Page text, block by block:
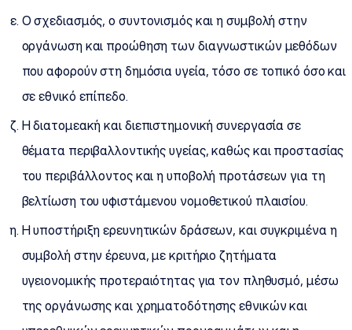
Ο σχεδιασμός, ο συντονισμός και η συμβολή στην
οργάνωση και προώθηση των διαγνωστικών μεθόδων
που αφορούν στη δημόσια υγεία, τόσο σε τοπικό όσο και
σε εθνικό επίπεδο.
Η διατομεακή και διεπιστημονική συνεργασία σε
θέματα περιβαλλοντικής υγείας, καθώς και προστασίας
του περιβάλλοντος και η υποβολή προτάσεων για τη
βελτίωση του υφιστάμενου νομοθετικού πλαισίου.
Η υποστήριξη ερευνητικών δράσεων, και συγκριμένα η
συμβολή στην έρευνα, με κριτήριο ζητήματα
υγειονομικής προτεραιότητας για τον πληθυσμό, μέσω
της οργάνωσης και χρηματοδότησης εθνικών και